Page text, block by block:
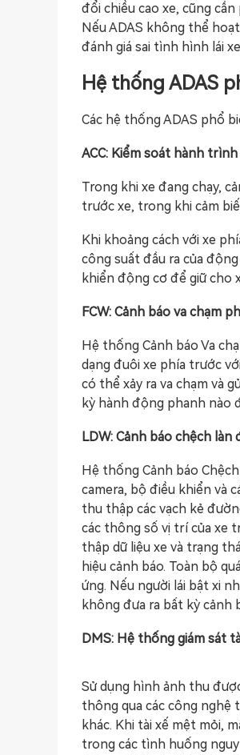
đổi chiều cao xe, cũng
Nếu ADAS không thể
đánh giá sai tình hình lái
Hệ thống ADAS
Các hệ thống ADAS phổ
ACC: Kiểm soát hành
Trong khi xe đang chạy,
trước xe, trong khi cảm
Khi khoảng cách với xe
công suất đầu ra của
khiển động cơ để giữ cho
FCW: Cảnh báo va chạm
Hệ thống Cảnh báo Va
dạng đuôi xe phía trước
có thể xảy ra va chạm và
kỳ hành động phanh nào
LDW: Cảnh báo chệch làn
Hệ thống Cảnh báo
camera, bộ điều khiển và
thu thập các vạch kẻ
các thông số vị trí của xe
thập dữ liệu xe và trạng
hiệu cảnh báo. Toàn bộ
ứng. Nếu người lái bật xi
không đưa ra bất kỳ cảnh
DMS: Hệ thống giám sát
Sử dụng hình ảnh thu
thông qua các công nghệ
khác. Khi tài xế mệt mỏi,
trong các tình huống